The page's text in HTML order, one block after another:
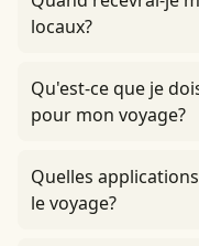
locaux?
Qu'est-ce que je
pour mon voyage?
Quelles
le voyage?